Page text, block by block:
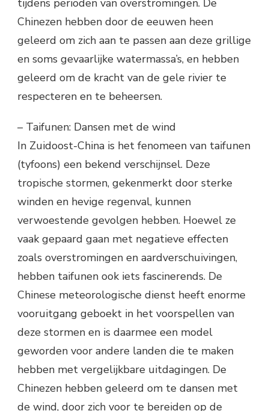
tijdens perioden van overstromingen. De
Chinezen hebben door de eeuwen heen
geleerd om zich aan te passen aan deze grillige
en soms gevaarlijke watermassa’s, en hebben
geleerd om de kracht van de gele rivier te
respecteren en te beheersen.
– Taifunen: Dansen met de wind
In Zuidoost-China is het fenomeen van taifunen
(tyfoons) een bekend verschijnsel. Deze
tropische stormen, gekenmerkt door sterke
winden en hevige regenval, kunnen
verwoestende gevolgen hebben. Hoewel ze
vaak gepaard gaan met negatieve effecten
zoals overstromingen en aardverschuivingen,
hebben taifunen ook iets fascinerends. De
Chinese meteorologische dienst heeft enorme
vooruitgang geboekt in het voorspellen van
deze stormen en is daarmee een model
geworden voor andere landen die te maken
hebben met vergelijkbare uitdagingen. De
Chinezen hebben geleerd om te dansen met
de wind, door zich voor te bereiden op de